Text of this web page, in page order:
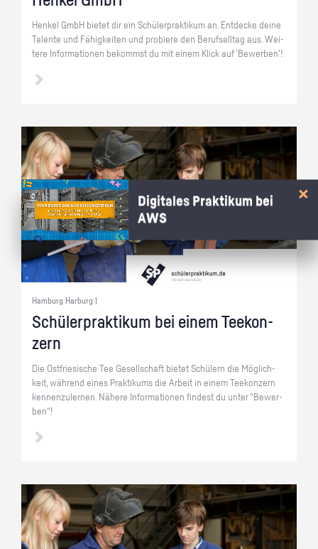
Hen­kel GmbH bie­tet dir ein Schü­ler­prak­ti­kum an. Ent­de­cke deine
Ta­len­te und Fä­hig­kei­ten und pro­bie­re den Be­rufs­all­tag aus. Wei­
te­re In­for­ma­tio­nen be­kommst du mit einem Klick auf 'Be­wer­ben'!
Hamburg Harburg |
Schü­ler­prak­ti­kum bei einem Tee­kon­
zern
Die Ost­frie­si­sche Tee Ge­sell­schaft bie­tet Schü­lern die Mög­lich­
keit, wäh­rend eines Prak­ti­kums die Ar­beit in einem Tee­kon­zern
ken­nen­zu­ler­nen. Nä­he­re In­for­ma­tio­nen fin­dest du unter "Be­wer­
ben"!
Digitales Praktikum bei
AWS